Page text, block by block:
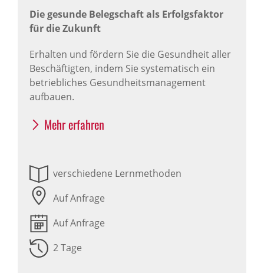
Die gesunde Belegschaft als Erfolgsfaktor
für die Zukunft
Erhalten und fördern Sie die Gesundheit aller
Beschäftigten, indem Sie systematisch ein
betriebliches Gesundheitsmanagement
aufbauen.
Mehr erfahren
verschiedene Lernmethoden
Auf Anfrage
Auf Anfrage
2 Tage